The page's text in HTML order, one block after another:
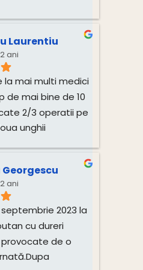
sfârșit
sunt fericite
doamna
un om deosebit si
ceea ce face,
si mulțimea
aveți
ezitați sa o
nu veți regreta.
Laurentiu
ani
la mai multi medici
de mai bine de 10
2/3 operatii pe
unghii
6 luni am avut
Dna. Monica, si
indrumarile
mai avut
Pe toata
fiecare
s-a respectat “ la
ani
2023 la
cu dureri
de o